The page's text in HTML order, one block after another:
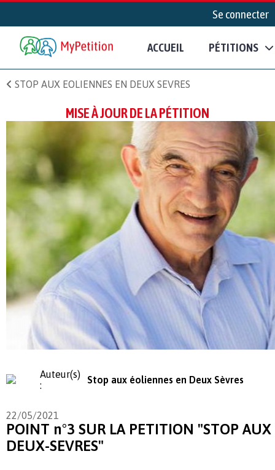
Se connecter
ACCUEIL PÉTITIONS
STOP AUX EOLIENNES EN DEUX SEVRES
MISE À JOUR DE LA PÉTITION
Auteur(s)
:
Stop aux éoliennes en Deux Sèvres
22/05/2021
POINT n°3 SUR LA PETITION "STOP
DEUX-SEVRES"